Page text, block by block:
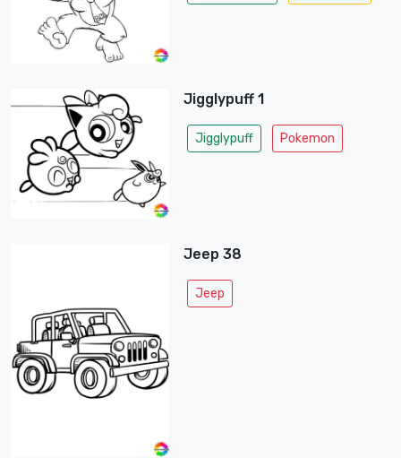
Jigglypuff 1
Jigglypuff Pokemon
Jeep 38
Jeep